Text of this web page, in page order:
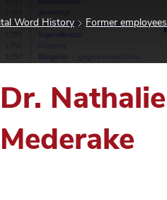
Word History Former employees
Dr. Nathalie
Mederake